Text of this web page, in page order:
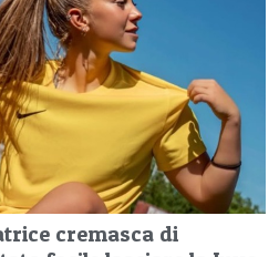
cremasca di